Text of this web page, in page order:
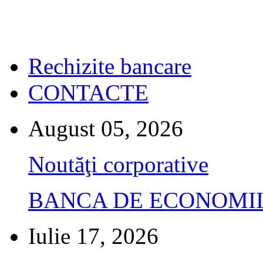
Rechizite bancare
CONTACTE
August 05, 2026
Noutăţi corporative
BANCA DE
Iulie 17, 2026